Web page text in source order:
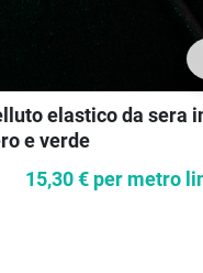
elastico da sera
e verde
15,30 € per metro